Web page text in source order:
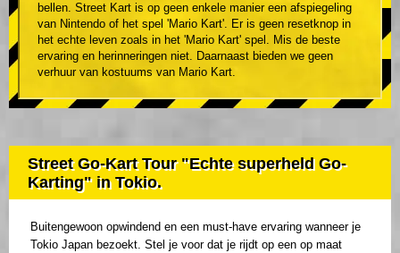
bellen. Street Kart is op geen enkele manier een afspiegeling
van Nintendo of het spel 'Mario Kart'. Er is geen resetknop in
het echte leven zoals in het 'Mario Kart' spel. Mis de beste
ervaring en herinneringen niet. Daarnaast bieden we geen
verhuur van kostuums van Mario Kart.
Street Go-Kart Tour "Echte superheld Go-
Karting" in Tokio.
Buitengewoon opwindend en een must-have ervaring wanneer je
Tokio Japan bezoekt. Stel je voor dat je rijdt op een op maat